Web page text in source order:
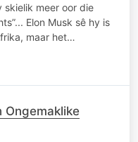
skielik meer oor die
Elon Musk sê hy is
maar het…
Ongemaklike